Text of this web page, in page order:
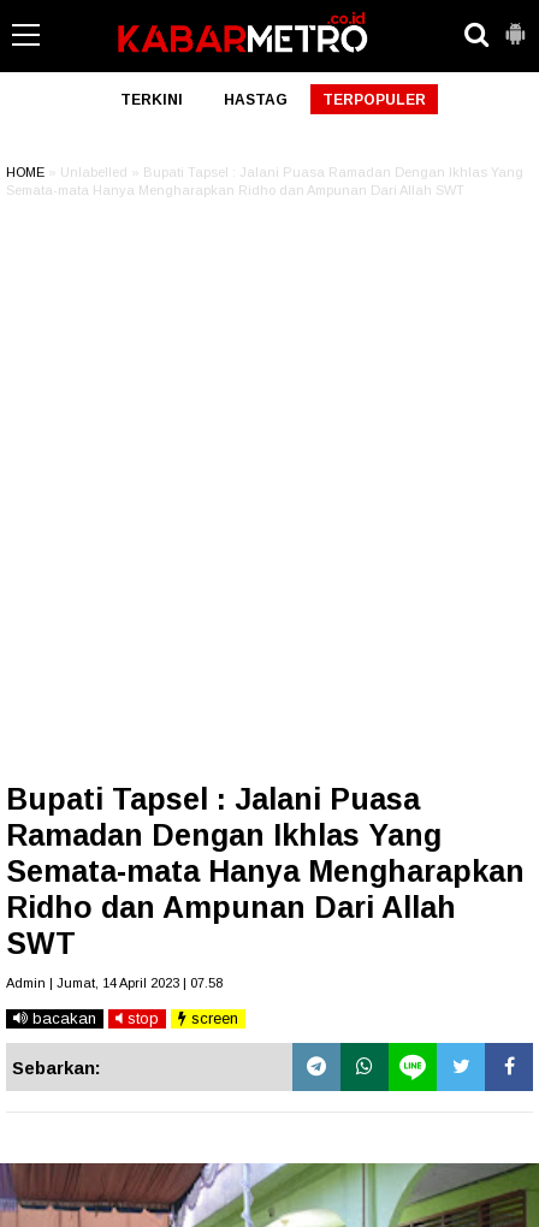
TERKINI HASTAG TERPOPULER
HOME » Unlabelled » Bupati Tapsel : Jalani Puasa Ramadan Dengan Ikhlas Yang
Semata-mata Hanya Mengharapkan Ridho dan Ampunan Dari Allah SWT
Bupati Tapsel : Jalani Puasa
Ramadan Dengan Ikhlas Yang
Semata-mata Hanya Mengharapkan
Ridho dan Ampunan Dari Allah
SWT
Admin | Jumat, 14 April 2023 | 07.58
bacakan stop screen
Sebarkan: